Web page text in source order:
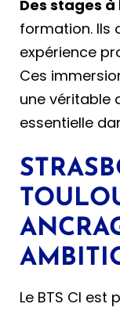
Des stages
formation. Ils
expérience
Ces
une véritable
essentielle
Le BTS CI est